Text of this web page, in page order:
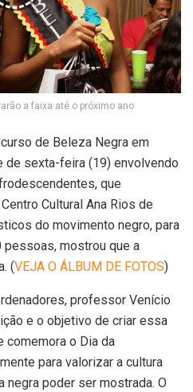
a faixa até o próximo ano
de Beleza Negra em
de sexta-feira (19) envolvendo
que
Cultural Ana Rios de
do movimento negro, para
mostrou que a
(VEJA O ÁLBUM DE FOTOS)
professor Venício
e o objetivo de criar essa
comemora o Dia da
para valorizar a cultura
poder ser mostrada. O